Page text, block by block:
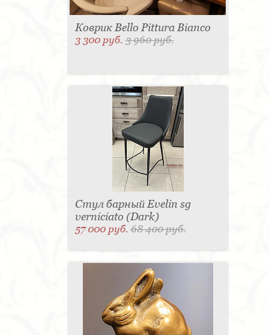
Коврик Bello Pittura Bianco
3 300 руб.3 960 руб.
Стул барный Evelin sg
verniciato (Dark)
57 000 руб.68 400 руб.